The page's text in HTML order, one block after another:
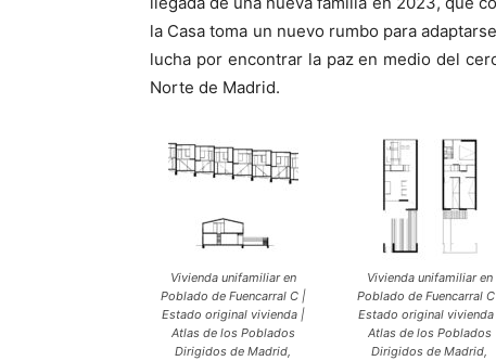
la Casa toma un nuevo rumbo para
lucha por encontrar la paz en medio del
Norte de Madrid.
Vivienda unifamiliar en
Poblado de Fuencarral C |
Estado original vivienda |
Atlas de los Poblados
Dirigidos de Madrid,
Vivienda unifamiliar en
Poblado de Fuencarral
Estado original vivienda
Atlas de los Poblados
Dirigidos de Madrid,